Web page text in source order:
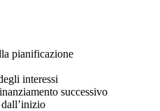
pianificazione
interessi
successivo